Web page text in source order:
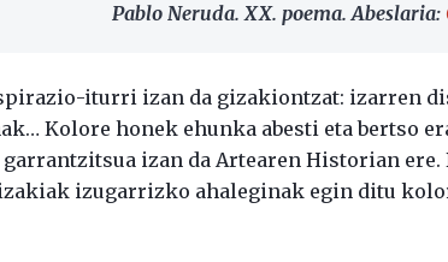
Pablo Neruda. XX. poema. Abeslaria:
iturri izan da gizakiontzat: izarren
Kolore honek ehunka abesti eta bertso
garrantzitsua izan da Artearen Historian
izugarrizko ahaleginak egin ditu